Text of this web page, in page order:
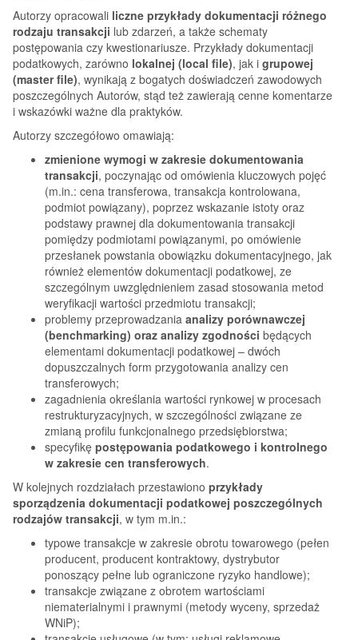
Autorzy opracowali liczne przykłady dokumentacji różnego
rodzaju transakcji lub zdarzeń, a także schematy
postępowania czy kwestionariusze. Przykłady dokumentacji
podatkowych, zarówno lokalnej (local file), jak i grupowej
(master file), wynikają z bogatych doświadczeń zawodowych
poszczególnych Autorów, stąd też zawierają cenne komentarze
i wskazówki ważne dla praktyków.
Autorzy szczegółowo omawiają:
zmienione wymogi w zakresie dokumentowania
transakcji, poczynając od omówienia kluczowych pojęć
(m.in.: cena transferowa, transakcja kontrolowana,
podmiot powiązany), poprzez wskazanie istoty oraz
podstawy prawnej dla dokumentowania transakcji
pomiędzy podmiotami powiązanymi, po omówienie
przesłanek powstania obowiązku dokumentacyjnego, jak
również elementów dokumentacji podatkowej, ze
szczególnym uwzględnieniem zasad stosowania metod
weryfikacji wartości przedmiotu transakcji;
problemy przeprowadzania analizy porównawczej
(benchmarking) oraz analizy zgodności będących
elementami dokumentacji podatkowej – dwóch
dopuszczalnych form przygotowania analizy cen
transferowych;
zagadnienia określania wartości rynkowej w procesach
restrukturyzacyjnych, w szczególności związane ze
zmianą profilu funkcjonalnego przedsiębiorstwa;
specyfikę postępowania podatkowego i kontrolnego
w zakresie cen transferowych.
W kolejnych rozdziałach przestawiono przykłady
sporządzenia dokumentacji podatkowej poszczególnych
rodzajów transakcji, w tym m.in.:
typowe transakcje w zakresie obrotu towarowego (pełen
producent, producent kontraktowy, dystrybutor
ponoszący pełne lub ograniczone ryzyko handlowe);
transakcje związane z obrotem wartościami
niematerialnymi i prawnymi (metody wyceny, sprzedaż
WNiP);